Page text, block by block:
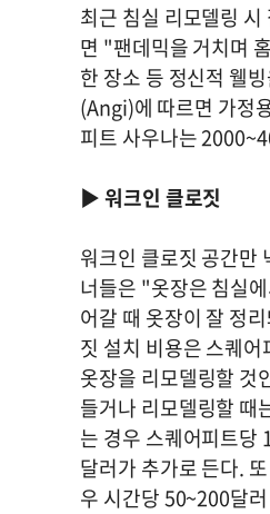
최근 침실 리모델링
면 "팬데믹을 거치며
한 장소 등 정신적 웰
(Angi)에 따르면 가정
피트 사우나는
▶워크인 클로짓
워크인 클로짓 공간만
너들은 "옷장은 침실
어갈 때 옷장이 잘 정
짓 설치 비용은 스퀘
옷장을 리모델링할 것
들거나 리모델링할 때
는 경우 스퀘어피트당
달러가 추가로 든다.
우 시간당 50~200달